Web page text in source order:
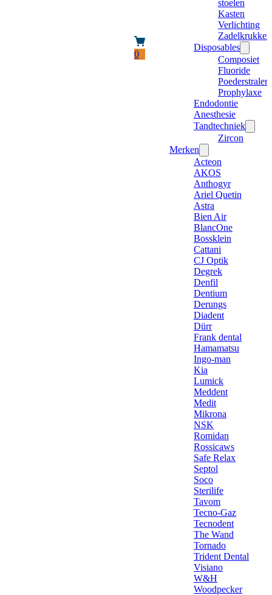
0
stoelen
Kasten
Verlichting
Zadelkrukken
Disposables
Composiet
Fluoride
Poederstraler
Prophylaxe
Endodontie
Anesthesie
Tandtechniek
Zircon
Merken
Acteon
AKOS
Anthogyr
Ariel Quetin
Astra
Bien Air
BlancOne
Bossklein
Cattani
CJ Optik
Degrek
Denfil
Dentium
Derungs
Diadent
Dürr
Frank dental
Hamamatsu
Ingo-man
Kia
Lumick
Meddent
Medit
Mikrona
NSK
Romidan
Rossicaws
Safe Relax
Septol
Soco
Sterilife
Tavom
Tecno-Gaz
Tecnodent
The Wand
Tornado
Trident Dental
Visiano
W&H
Woodpecker